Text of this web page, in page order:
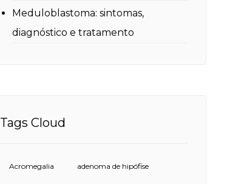
Meduloblastoma: sintomas,
diagnóstico e tratamento
Tags Cloud
Acromegalia adenoma de hipófise